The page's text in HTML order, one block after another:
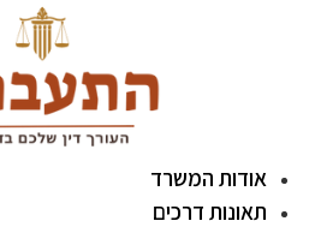
אודות המשרד
תאונות דרכים